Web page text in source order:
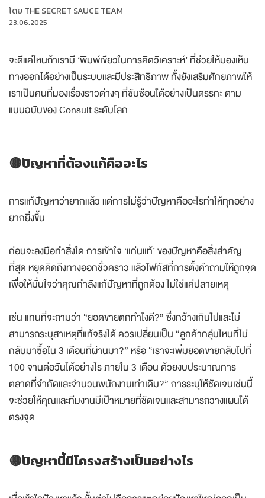
โดย THE SECRET SAUCE TEAM
23.06.2025
จะดีแค่ไหนถ้าเรามี ‘พิมพ์เขียวในการคิดวิเคราะห์’ ที่ช่วยให้มองเห็น
ทางออกได้อย่างเป็นระบบและมีประสิทธิภาพ ทั้งยังเสริมศักยภาพให้
เราเป็นคนที่มองเรื่องราวต่างๆ ที่ซับซ้อนได้อย่างเป็นตรรกะ ตาม
แบบฉบับของ Consult ระดับโลก
🟡ปัญหาที่ต้องแก้คืออะไร
การแก้ปัญหาว่ายากแล้ว แต่การไม่รู้ว่าปัญหาคืออะไรทำให้ทุกอย่าง
ยากยิ่งขึ้น
ก่อนจะลงมือทำสิ่งใด การเข้าใจ ‘แก่นแท้’ ของปัญหาคือสิ่งสำคัญ
ที่สุด หยุดคิดถึงทางออกชั่วคราว แล้วโฟกัสที่การตั้งคำถามให้ถูกจุด
เพื่อให้มั่นใจว่าคุณกำลังแก้ปัญหาที่ถูกต้อง ไม่ใช่แค่ปลายเหตุ
เช่น แทนที่จะถามว่า “ยอดขายตกทำไงดี?” ซึ่งกว้างเกินไปและไม่
สามารถระบุสาเหตุที่แท้จริงได้ ควรเปลี่ยนเป็น “ลูกค้ากลุ่มไหนที่ไม่
กลับมาซื้อใน 3 เดือนที่ผ่านมา?” หรือ “เราจะเพิ่มยอดขายกลับไปที่
100 จานต่อวันได้อย่างไร ภายใน 3 เดือน ด้วยงบประมาณการ
ตลาดที่จำกัดและจำนวนพนักงานเท่าเดิม?” การระบุให้ชัดเจนเช่นนี้
จะช่วยให้คุณและทีมงานมีเป้าหมายที่ชัดเจนและสามารถวางแผนได้
ตรงจุด
🟡ปัญหานี้มีโครงสร้างเป็นอย่างไร